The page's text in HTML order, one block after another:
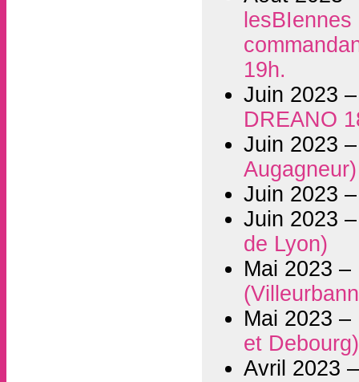
19h.
Juin 2023
DREANO
Juin 2023
Augagneur)
Juin 2023
Juin 2023
de Lyon)
Mai 2023 –
Mai 2023 –
et Debourg)
Avril 2023